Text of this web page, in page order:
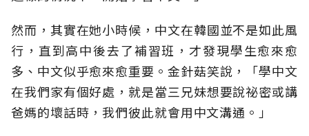
然而，其實在她小時候，中文在韓國並不是如此風
行，直到高中後去了補習班，才發現學生愈來愈
多、中文似乎愈來愈重要。金針菇笑說，「學中文
在我們家有個好處，就是當三兄妹想要說祕密或講
爸媽的壞話時，我們彼此就會用中文溝通。」